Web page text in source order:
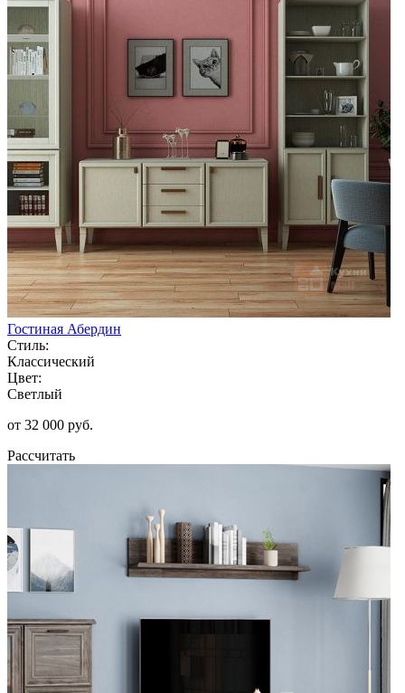
Гостиная Абердин
Стиль:
Классический
Цвет:
Светлый
от 32 000 руб.
Рассчитать